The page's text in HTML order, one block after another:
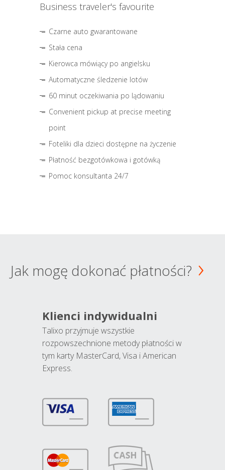
Business traveler's favourite
Czarne auto gwarantowane
Stała cena
Kierowca mówiący po angielsku
Automatyczne śledzenie lotów
60 minut oczekiwania po lądowaniu
Convenient pickup at precise meeting
point
Foteliki dla dzieci dostępne na życzenie
Płatność bezgotówkowa i gotówką
Pomoc konsultanta 24/7
Jak mogę dokonać płatności?
Klienci indywidualni
Talixo przyjmuje wszystkie
rozpowszechnione metody płatności w
tym karty MasterCard, Visa i American
Express.